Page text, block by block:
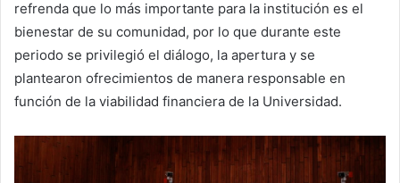
refrenda que lo más importante para la institución es el
bienestar de su comunidad, por lo que durante este
periodo se privilegió el diálogo, la apertura y se
plantearon ofrecimientos de manera responsable en
función de la viabilidad financiera de la Universidad.